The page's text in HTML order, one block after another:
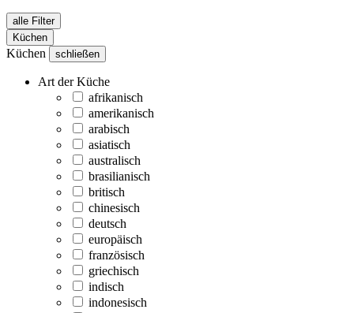
alle Filter
Küchen
Küchen schließen
Art der Küche
afrikanisch
amerikanisch
arabisch
asiatisch
australisch
brasilianisch
britisch
chinesisch
deutsch
europäisch
französisch
griechisch
indisch
indonesisch